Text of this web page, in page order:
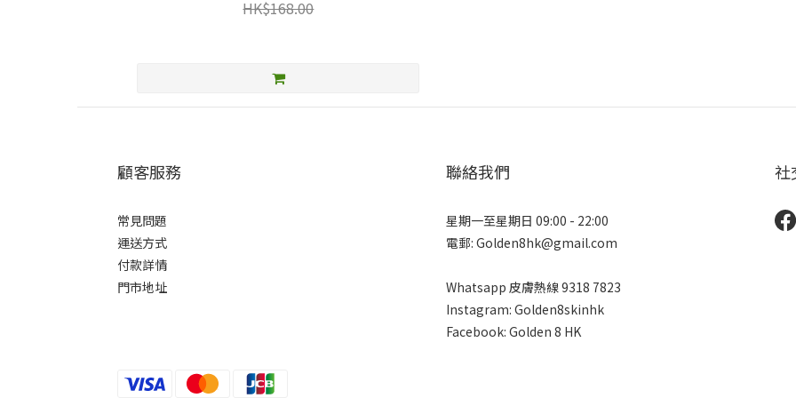
HK$168.00
顧客服務
常見問題
運送方式
付款詳情
門市地址
聯絡我們
星期一至星期日 09:00 - 22:00
電郵: Golden8hk@gmail.com
Whatsapp 皮膚熱線9318 7823
Instagram: Golden8skinhk
Facebook: Golden 8 HK
社